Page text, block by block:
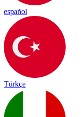
español
Türkçe